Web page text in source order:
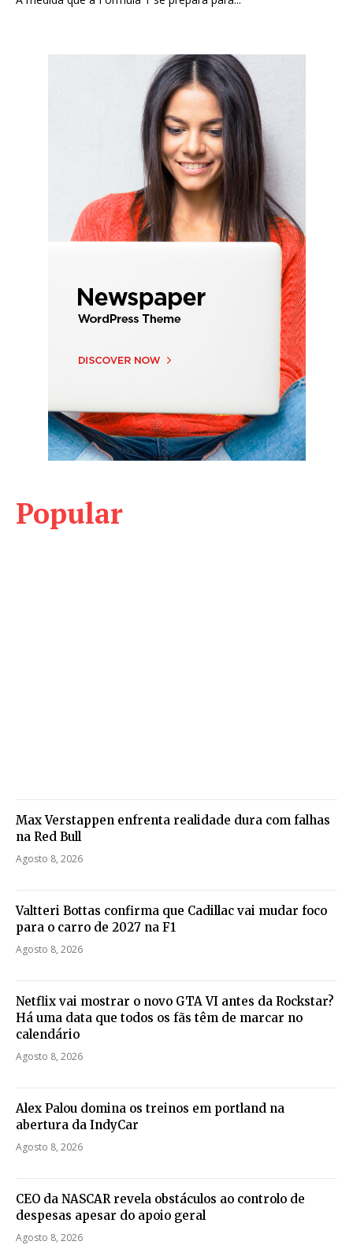
Popular
Max Verstappen enfrenta realidade dura com falhas
na Red Bull
Agosto 8, 2026
Valtteri Bottas confirma que Cadillac vai mudar foco
para o carro de 2027 na F1
Agosto 8, 2026
Netflix vai mostrar o novo GTA VI antes da Rockstar?
Há uma data que todos os fãs têm de marcar no
calendário
Agosto 8, 2026
Alex Palou domina os treinos em portland na
abertura da IndyCar
Agosto 8, 2026
CEO da NASCAR revela obstáculos ao controlo de
despesas apesar do apoio geral
Agosto 8, 2026